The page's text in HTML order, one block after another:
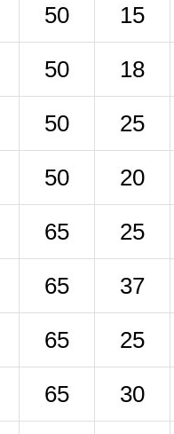
50 15
50 18
50 25
50 20
65 25
65 37
65 25
65 30